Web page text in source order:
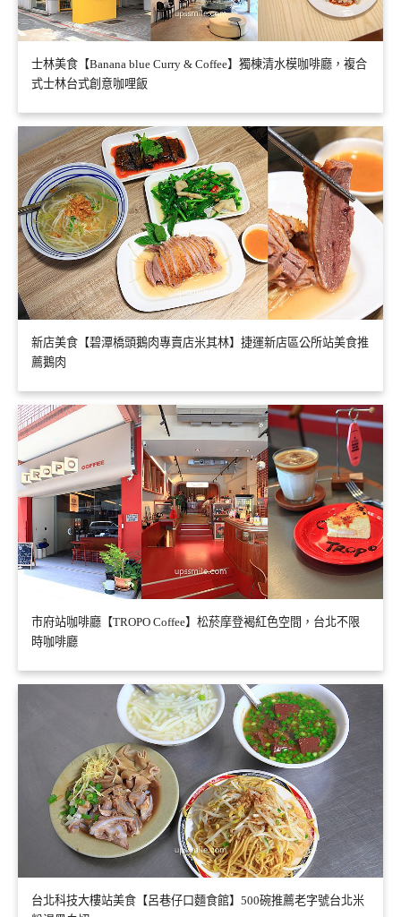
士林美食【Banana blue Curry & Coffee】獨棟清水模咖啡廳，複合
式士林台式創意咖哩飯
新店美食【碧潭橋頭鵝肉專賣店米其林】捷運新店區公所站美食推
薦鵝肉
市府站咖啡廳【TROPO Coffee】松菸摩登褐紅色空間，台北不限
時咖啡廳
台北科技大樓站美食【呂巷仔口麵食館】500碗推薦老字號台北米